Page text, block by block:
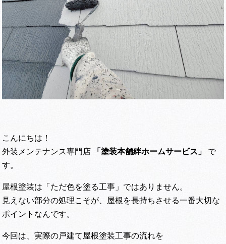
こんにちは！
外装メンテナンス専門店
「塗装本舗絆ホームサービス」
で
す。
屋根塗装は「ただ色を塗る工事」ではありません。
見えない部分の処理こそが、屋根を長持ちさせる一番大切な
ポイントなんです。
今回は、実際の戸建て屋根塗装工事の流れを